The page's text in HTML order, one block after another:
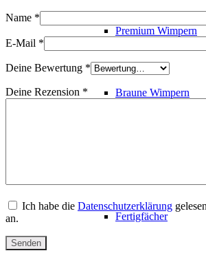
Premium Wimpern
Braune Wimpern
Fertigfächer
Name *
E-Mail *
Deine Bewertung *
Deine Rezension *
Ich habe die Datenschutzerklärung
an.